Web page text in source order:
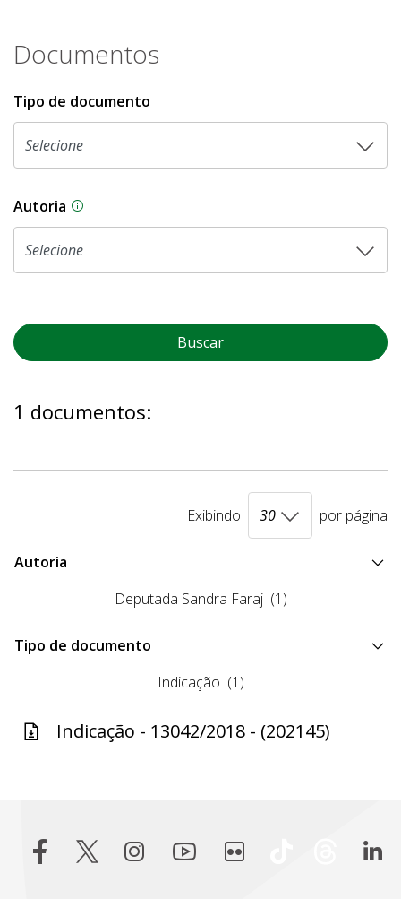
Documentos
Tipo de documento
Autoria As proposições legislativas na CLDF podem
Buscar
1 documentos:
Exibindo por página
Autoria
Deputada Sandra Faraj (1)
Tipo de documento
Indicação (1)
Indicação - 13042/2018 - (202145)